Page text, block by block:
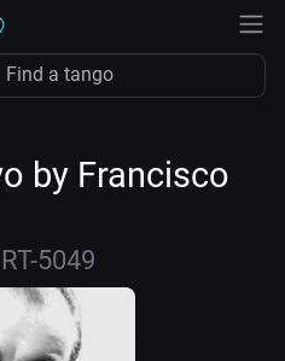
by Francisco
5049